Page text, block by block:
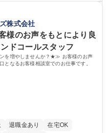
株式会社
様のお声をもとにより良
ドコールスタッフ
を増やしませんか？★≫ お客様のお声
となるお客様相談室でのお仕事です。
退職金あり
在宅OK